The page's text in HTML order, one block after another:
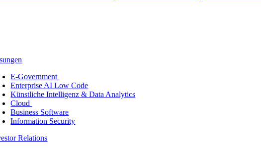
E-Government
Enterprise AI Low Code
Künstliche Intelligenz & Data Analytics
Cloud
Business Software
Information Security
Relations